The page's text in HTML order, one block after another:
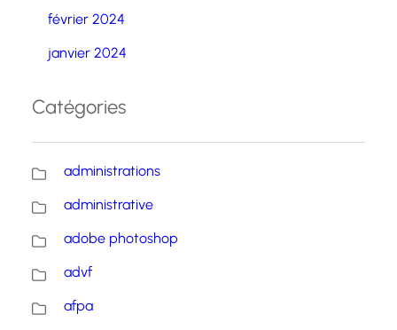
février 2024
janvier 2024
Catégories
administrations
administrative
adobe photoshop
advf
afpa